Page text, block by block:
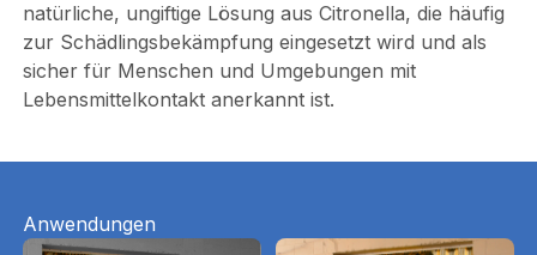
natürliche, ungiftige Lösung aus Citronella, die häufig
zur Schädlingsbekämpfung eingesetzt wird und als
sicher für Menschen und Umgebungen mit
Lebensmittelkontakt anerkannt ist.
Anwendungen